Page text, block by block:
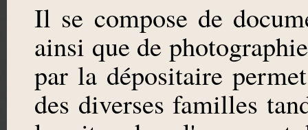
Il se compose de
ainsi que de
par la dépositaire
des diverses familles